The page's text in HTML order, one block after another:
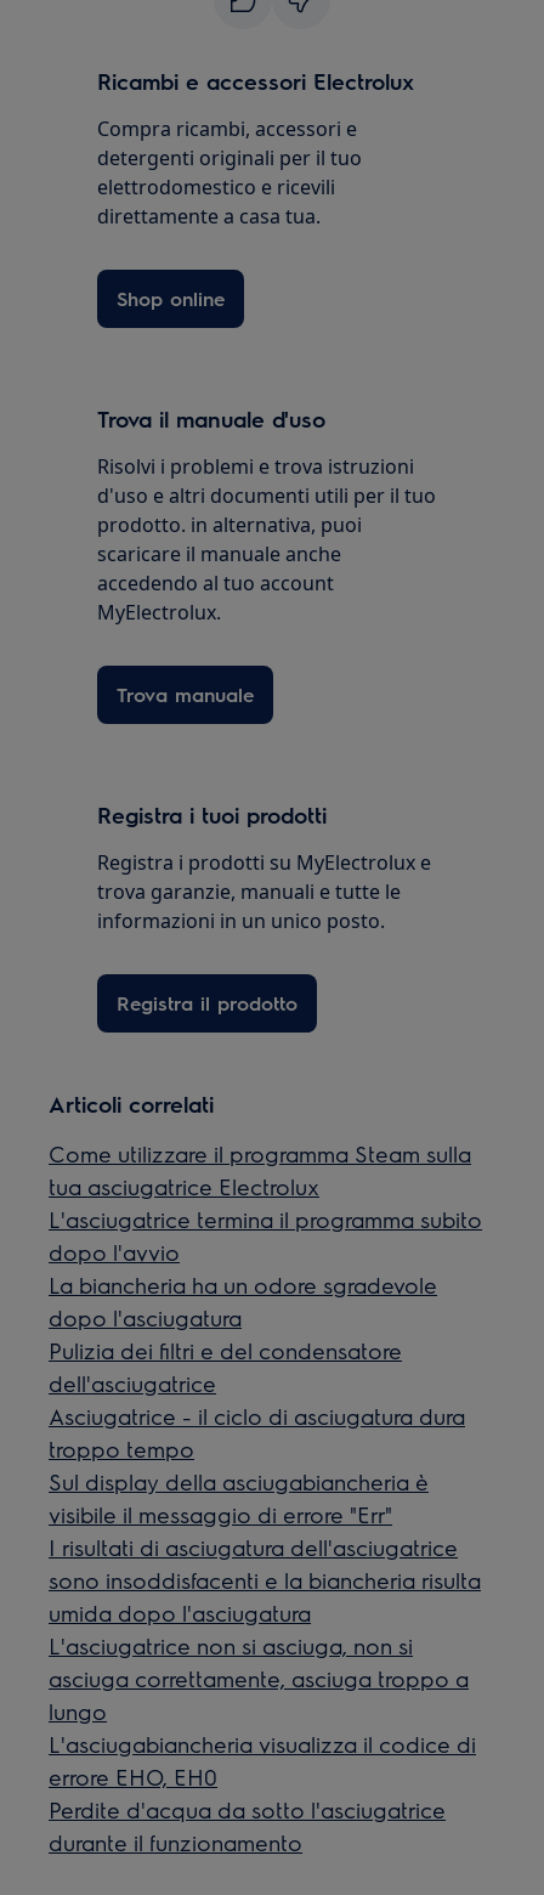
Ricambi e accessori Electrolux
Compra ricambi, accessori e
detergenti originali per il tuo
elettrodomestico e ricevili
direttamente a casa tua.
Shop online
Trova il manuale d'uso
Risolvi i problemi e trova istruzioni
d'uso e altri documenti utili per il tuo
prodotto. in alternativa, puoi
scaricare il manuale anche
accedendo al tuo account
MyElectrolux.
Trova manuale
Registra i tuoi prodotti
Registra i prodotti su MyElectrolux e
trova garanzie, manuali e tutte le
informazioni in un unico posto.
Registra il prodotto
Articoli correlati
Come utilizzare il programma Steam sulla
tua asciugatrice Electrolux
L'asciugatrice termina il programma subito
dopo l'avvio
La biancheria ha un odore sgradevole
dopo l'asciugatura
Pulizia dei filtri e del condensatore
dell'asciugatrice
Asciugatrice - il ciclo di asciugatura dura
troppo tempo
Sul display della asciugabiancheria è
visibile il messaggio di errore "Err"
I risultati di asciugatura dell'asciugatrice
sono insoddisfacenti e la biancheria risulta
umida dopo l'asciugatura
L'asciugatrice non si asciuga, non si
asciuga correttamente, asciuga troppo a
lungo
L'asciugabiancheria visualizza il codice di
errore EHO, EH0
Perdite d'acqua da sotto l'asciugatrice
durante il funzionamento